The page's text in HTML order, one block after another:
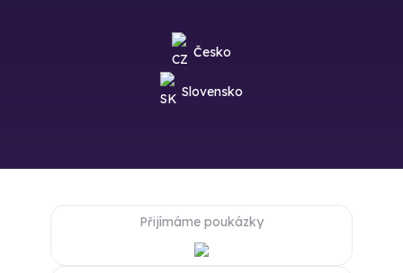
Česko
Slovensko
Přijímáme poukázky